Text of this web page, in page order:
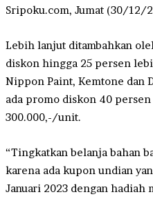
Sripoku.com, Jumat (30/12/
Lebih lanjut ditambahkan
diskon hingga 25 persen
Nippon Paint, Kemtone dan
ada promo diskon 40
300.000,-/unit.
“Tingkatkan belanja bahan
karena ada kupon undian
Januari 2023 dengan hadiah